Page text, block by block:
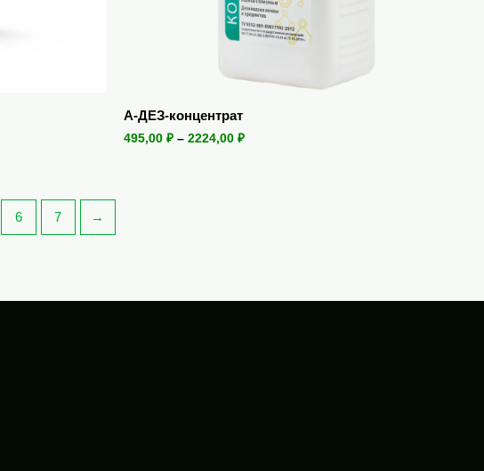
А-ДЕЗ-концентрат
495,00 ₽– 2224,00 ₽
6 7 →